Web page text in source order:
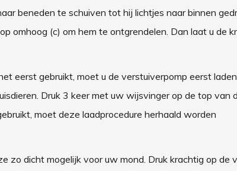
beneden te schuiven tot hij lichtjes naar binnen
omhoog (c) om hem te ontgrendelen. Dan laat u de
eerst gebruikt, moet u de verstuiverpomp eerst
Druk 3 keer met uw wijsvinger op de top van
moet deze laadprocedure herhaald worden
zo dicht mogelijk voor uw mond. Druk krachtig op de